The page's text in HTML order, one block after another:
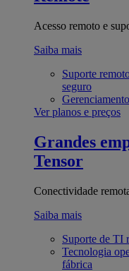
Acesso remoto e
Saiba mais
Suporte
seguro
Ver planos e preços
Grandes
Tensor
Conectividade
Saiba mais
Suporte de TI
Tecnologia
fábrica